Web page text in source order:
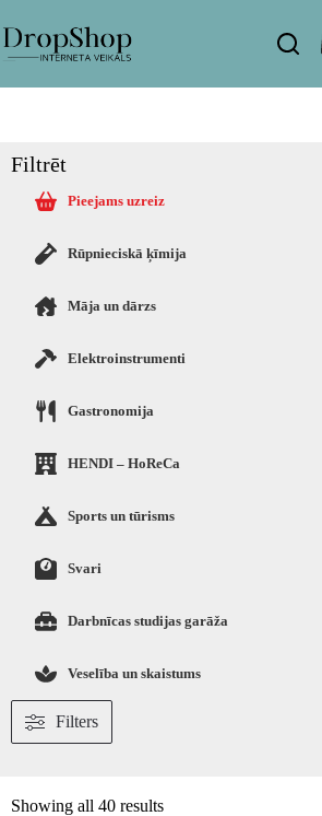
Filtrēt
Pieejams uzreiz
Rūpnieciskā ķīmija
Māja un dārzs
Elektroinstrumenti
Gastronomija
HENDI – HoReCa
Sports un tūrisms
Svari
Darbnīcas studijas garāža
Veselība un skaistums
Filters
Showing all 40 results